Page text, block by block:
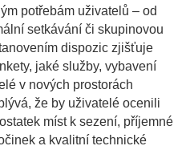
potřebám uživatelů – od
setkávání či skupinovou
dispozic zjišťuje
jaké služby, vybavení
v nových prostorách
že by uživatelé ocenili
míst k sezení, příjemné
a kvalitní technické